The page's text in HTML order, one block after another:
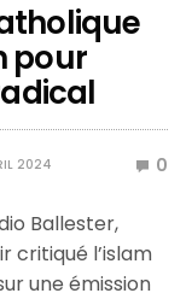
pour
2024 0
Ballester,
critiqué l’islam
une émission